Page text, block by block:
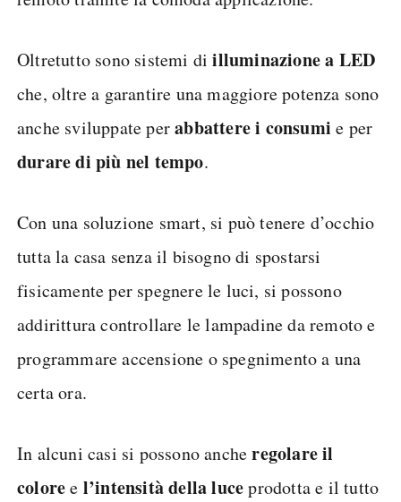
Oltretutto sono sistemi diilluminazione a LED
che, oltre a garantire una maggiore potenza sono
anche sviluppate perabbattere i consumi e per
durare di più nel tempo.
Con una soluzione smart, si può tenere d’occhio
tutta la casa senza il bisogno di spostarsi
fisicamente per spegnere le luci, si possono
addirittura controllare le lampadine da remoto e
programmare accensione o spegnimento a una
certa ora.
In alcuni casi si possono ancheregolare il
coloree l’intensità della luceprodotta e il tutto